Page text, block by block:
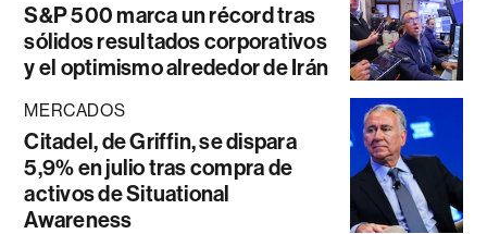
S&P 500 marca un récord tras
sólidos resultados corporativos
y el optimismo alrededor de Irán
MERCADOS
Citadel, de Griffin, se dispara
5,9% en julio tras compra de
activos de Situational
Awareness